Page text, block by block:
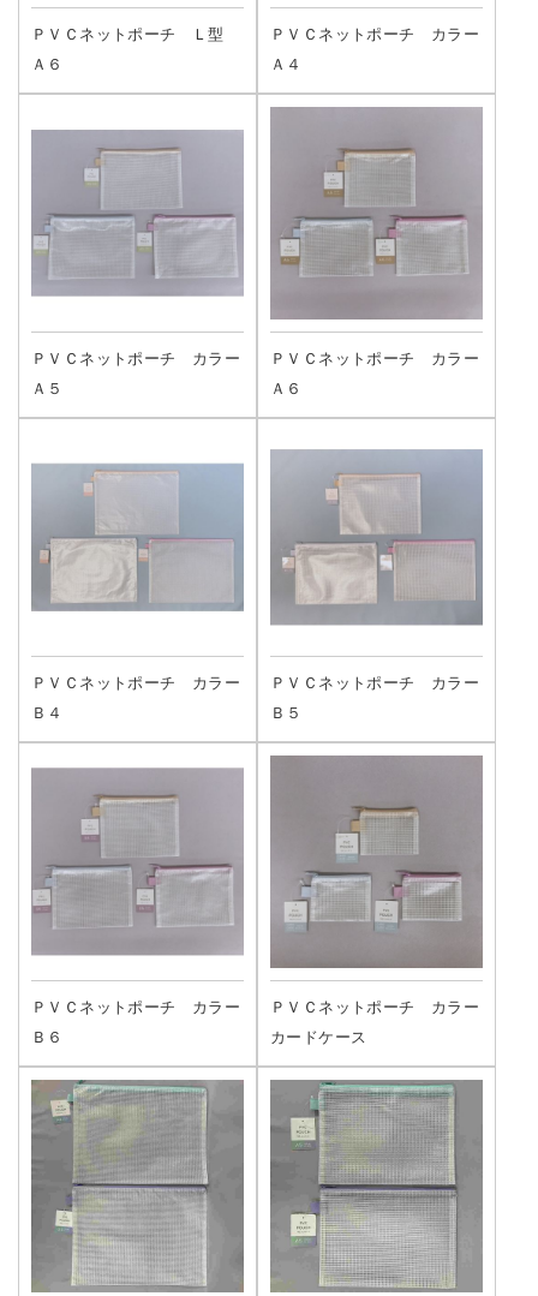
ＰＶＣネットポーチ Ｌ型
Ａ６
ＰＶＣネットポーチ カラー
Ａ４
ＰＶＣネットポーチ カラー
Ａ５
ＰＶＣネットポーチ カラー
Ａ６
ＰＶＣネットポーチ カラー
Ｂ４
ＰＶＣネットポーチ カラー
Ｂ５
ＰＶＣネットポーチ カラー
Ｂ６
ＰＶＣネットポーチ カラー
カードケース